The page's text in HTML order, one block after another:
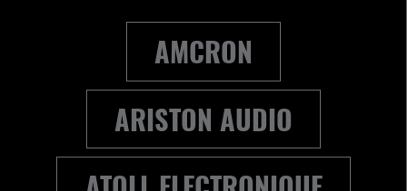
AMCRON
ARISTON AUDIO